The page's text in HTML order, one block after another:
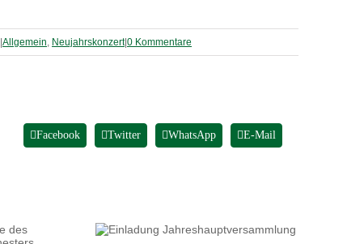
|Allgemein Neujahrskonzert|0 Kommentare
Facebook Twitter WhatsApp E-Mail